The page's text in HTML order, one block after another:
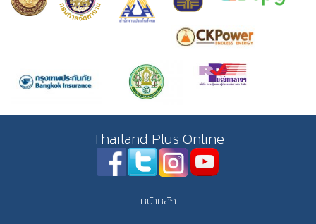
Thailand Plus Online
หน้าหลัก